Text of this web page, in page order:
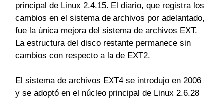
principal de Linux 2.4.15. El diario, que registra los
cambios en el sistema de archivos por adelantado,
fue la única mejora del sistema de archivos EXT.
La estructura del disco restante permanece sin
cambios con respecto a la de EXT2.
El sistema de archivos EXT4 se introdujo en 2006
y se adoptó en el núcleo principal de Linux 2.6.28